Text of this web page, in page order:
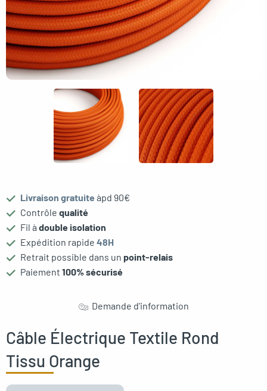
Livraison gratuite àpd 90€
Contrôle qualité
Fil à double isolation
Expédition rapide 48H
Retrait possible dans un point-relais
Paiement 100% sécurisé
Demande d'information
Câble Électrique Textile Rond
Tissu Orange
menu